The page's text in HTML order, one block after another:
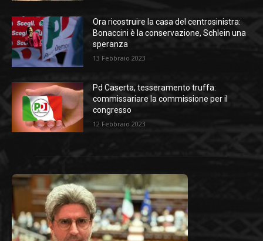
Ora ricostruire la casa del centrosinistra:
Bonaccini è la conservazione, Schlein una
speranza
13 Febbraio 2023
Pd Caserta, tesseramento truffa:
commissariare la commissione per il
congresso
12 Febbraio 2023